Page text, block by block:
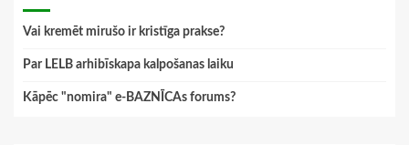
Vai kremēt mirušo ir kristīga prakse?
Par LELB arhibīskapa kalpošanas laiku
Kāpēc "nomira" e-BAZNĪCAs forums?